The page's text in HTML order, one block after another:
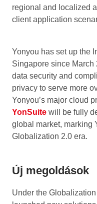
regional and localized
client application
Yonyou has set up the
Singapore since
data security and
privacy to serve more
Yonyou’s major cloud
YonSuite will be fully
global market, marking
Globalization 2.0 era.
Új megoldások
Under the